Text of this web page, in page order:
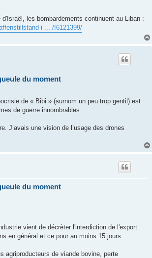
d'Israël, les bombardements continuent au Liban :
i ... /!6121399/
du moment
de « Bibi » (surnom un peu trop gentil) est
de guerre innombrables.
J’avais une vision de l’usage des drones
du moment
vient de décrèter l'interdiction de l'export
en général et ce pour au moins 15 jours.
agriproducteurs de viande bovine, perte